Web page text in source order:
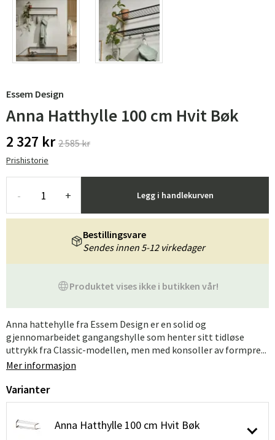
Essem Design
Anna Hatthylle 100 cm Hvit Bøk
2 327 kr 2 585 kr
Prishistorie
- + Legg i handlekurven
Produktet vises ikke i butikken vår!
Bestillingsvare
Sendes innen 5-12 virkedager
Anna hattehylle fra Essem Design er en solid og
gjennomarbeidet gangangshylle som henter sitt tidløse
uttrykk fra Classic-modellen, men med konsoller av formpre...
Mer informasjon
Varianter
Anna Hatthylle 100 cm Hvit Bøk